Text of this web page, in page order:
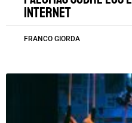
internet
FRANCO GIORDA